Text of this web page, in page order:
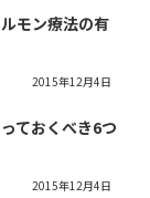
モン療法の有
2015年12月4日
ておくべき6つ
2015年12月4日